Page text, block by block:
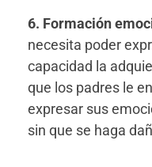
6. Formación
necesita poder
capacidad la
que los padres le
expresar sus
sin que se haga